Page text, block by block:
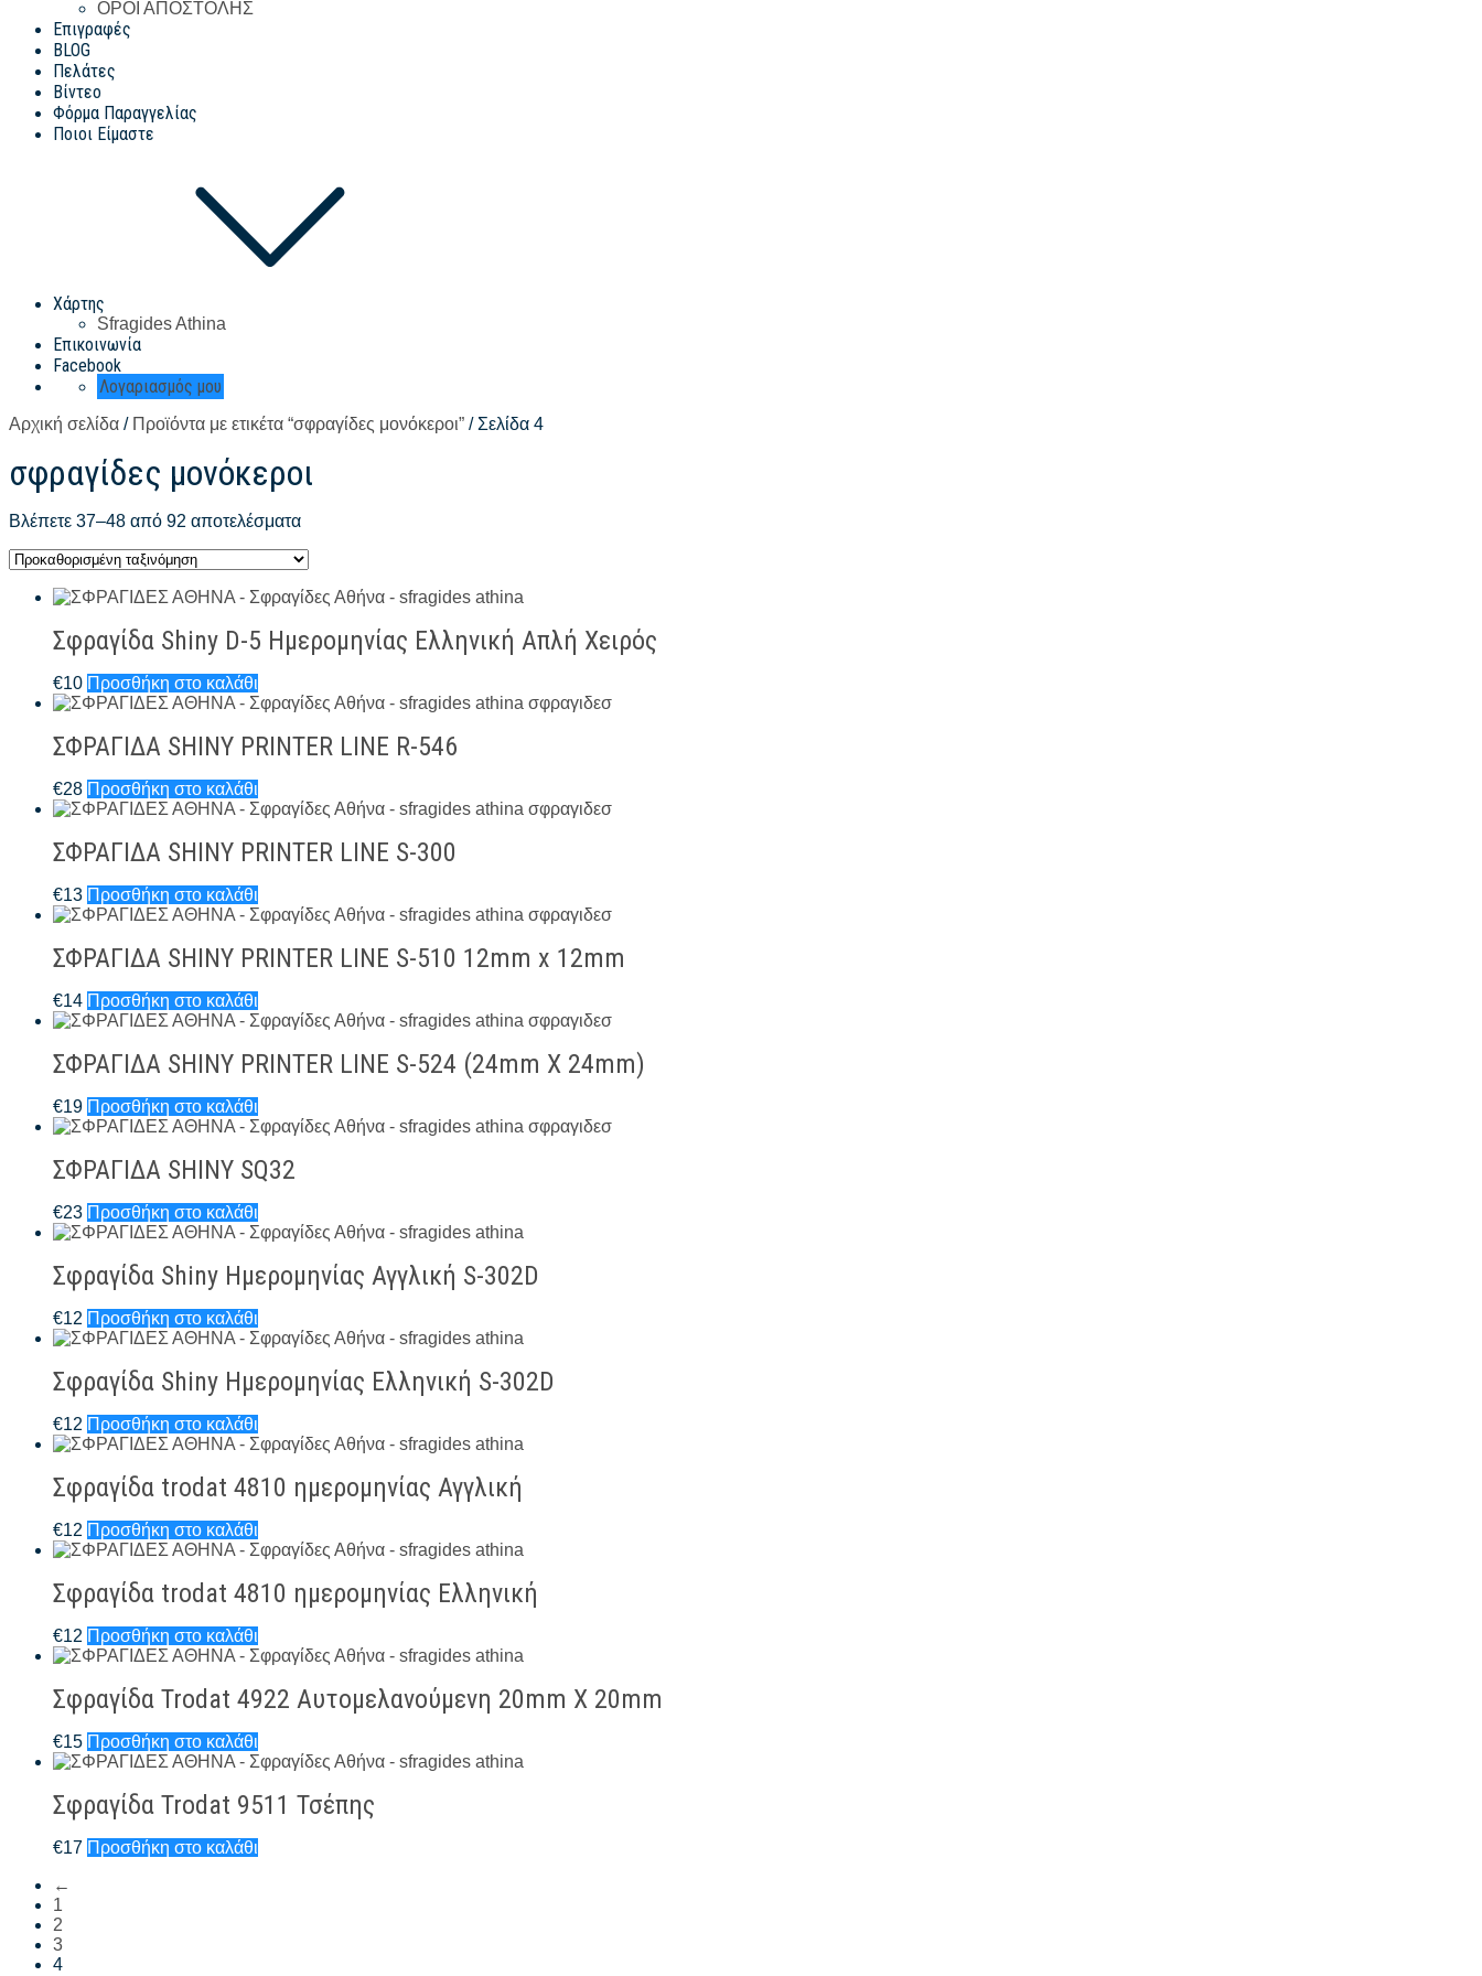
ΟΡΟΙ ΑΠΟΣΤΟΛΗΣ
Επιγραφές
BLOG
Πελάτες
Βίντεο
Φόρμα Παραγγελίας
Ποιοι Είμαστε
Χάρτης
Sfragides Athina
Επικοινωνία
Facebook
Λογαριασμός μου
Αρχική σελίδα / Προϊόντα με ετικέτα “σφραγίδες μονόκεροι” / Σελίδα 4
σφραγίδες μονόκεροι
Βλέπετε 37–48 από 92 αποτελέσματα
Σφραγίδα Shiny D-5 Ημερομηνίας Ελληνική Απλή Χειρός
€10 Προσθήκη στο καλάθι
ΣΦΡΑΓΙΔΑ SHINY PRINTER LINE R-546
€28 Προσθήκη στο καλάθι
ΣΦΡΑΓΙΔΑ SHINY PRINTER LINE S-300
€13 Προσθήκη στο καλάθι
ΣΦΡΑΓΙΔΑ SHINY PRINTER LINE S-510 12mm x 12mm
€14 Προσθήκη στο καλάθι
ΣΦΡΑΓΙΔΑ SHINY PRINTER LINE S-524 (24mm X 24mm)
€19 Προσθήκη στο καλάθι
ΣΦΡΑΓΙΔΑ SHINY SQ32
€23 Προσθήκη στο καλάθι
Σφραγίδα Shiny Ημερομηνίας Αγγλική S-302D
€12 Προσθήκη στο καλάθι
Σφραγίδα Shiny Ημερομηνίας Ελληνική S-302D
€12 Προσθήκη στο καλάθι
Σφραγίδα trodat 4810 ημερομηνίας Αγγλική
€12 Προσθήκη στο καλάθι
Σφραγίδα trodat 4810 ημερομηνίας Ελληνική
€12 Προσθήκη στο καλάθι
Σφραγίδα Trodat 4922 Αυτομελανούμενη 20mm X 20mm
€15 Προσθήκη στο καλάθι
Σφραγίδα Trodat 9511 Τσέπης
€17 Προσθήκη στο καλάθι
←
1
2
3
4